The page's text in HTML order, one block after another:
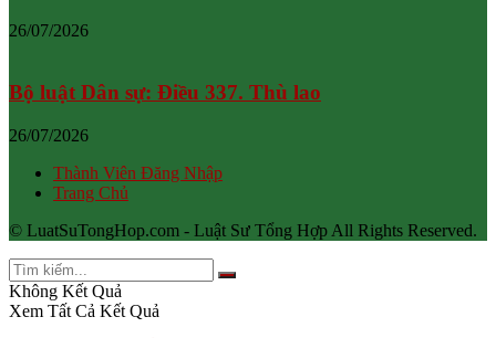
26/07/2026
Bộ luật Dân sự: Điều 337. Thù lao
26/07/2026
Thành Viên Đăng Nhập
Trang Chủ
© LuatSuTongHop.com - Luật Sư Tổng Hợp All Rights Reserved.
Không Kết Quả
Xem Tất Cả Kết Quả